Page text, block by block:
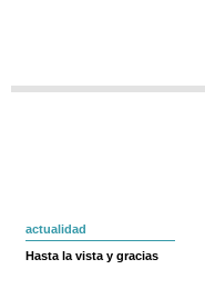
actualidad
Hasta la vista y gracias